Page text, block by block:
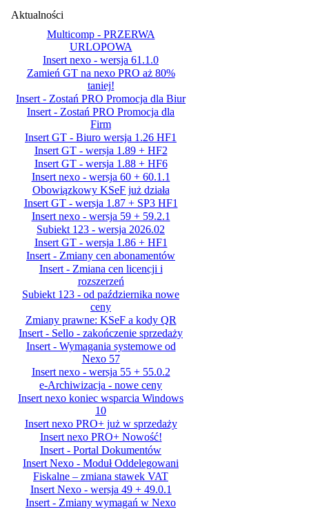
Aktualności
Multicomp - PRZERWA
URLOPOWA
Insert nexo - wersja 61.1.0
Zamień GT na nexo PRO aż 80%
taniej!
Insert - Zostań PRO Promocja dla Biur
Insert - Zostań PRO Promocja dla
Firm
Insert GT - Biuro wersja 1.26 HF1
Insert GT - wersja 1.89 + HF2
Insert GT - wersja 1.88 + HF6
Insert nexo - wersja 60 + 60.1.1
Obowiązkowy KSeF już działa
Insert GT - wersja 1.87 + SP3 HF1
Insert nexo - wersja 59 + 59.2.1
Subiekt 123 - wersja 2026.02
Insert GT - wersja 1.86 + HF1
Insert - Zmiany cen abonamentów
Insert - Zmiana cen licencji i
rozszerzeń
Subiekt 123 - od października nowe
ceny
Zmiany prawne: KSeF a kody QR
Insert - Sello - zakończenie sprzedaży
Insert - Wymagania systemowe od
Nexo 57
Insert nexo - wersja 55 + 55.0.2
e-Archiwizacja - nowe ceny
Insert nexo koniec wsparcia Windows
10
Insert nexo PRO+ już w sprzedaży
Insert nexo PRO+ Nowość!
Insert - Portal Dokumentów
Insert Nexo - Moduł Oddelegowani
Fiskalne – zmiana stawek VAT
Insert Nexo - wersja 49 + 49.0.1
Insert - Zmiany wymagań w Nexo